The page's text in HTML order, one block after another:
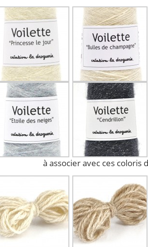
à associer avec ces coloris